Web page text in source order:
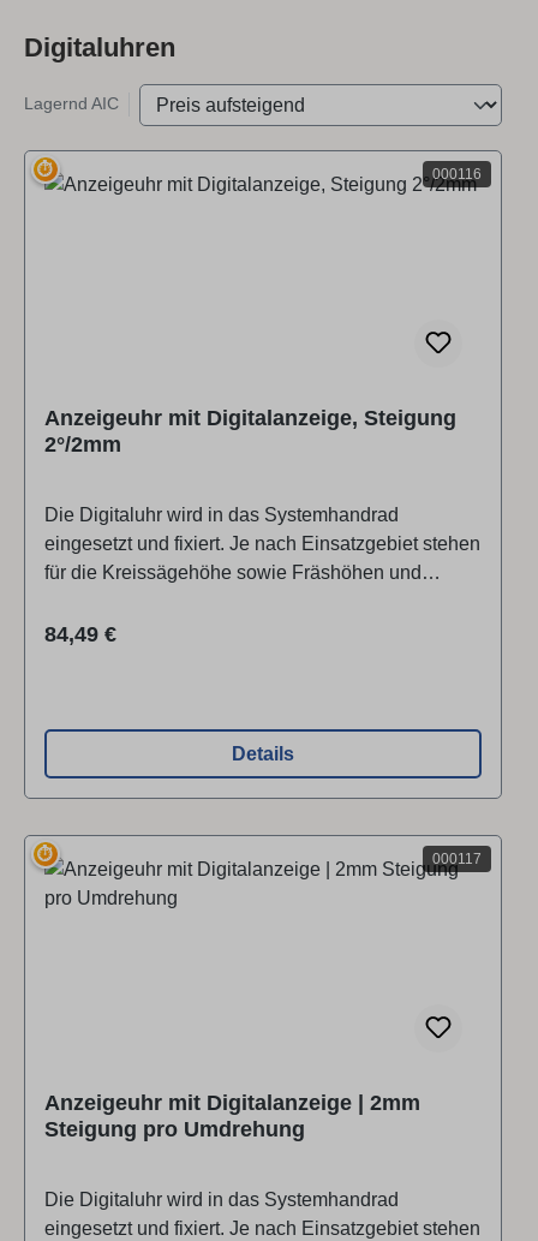
Digitaluhren
Lagernd AIC
000116
⏱
Anzeigeuhr mit Digitalanzeige, Steigung
2°/2mm
Die Digitaluhr wird in das Systemhandrad
eingesetzt und fixiert. Je nach Einsatzgebiet stehen
für die Kreissägehöhe sowie Fräshöhen und
Das Ablesen der jeweiligen Einstellung erfolgt
Regulärer Preis:
84,49 €
Details
000117
⏱
Anzeigeuhr mit Digitalanzeige | 2mm
Steigung pro Umdrehung
Die Digitaluhr wird in das Systemhandrad
eingesetzt und fixiert. Je nach Einsatzgebiet stehen